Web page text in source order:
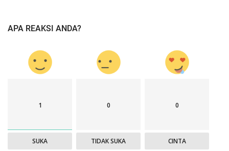
APA REAKSI ANDA?
1
SUKA
0
TIDAK SUKA
0
CINTA